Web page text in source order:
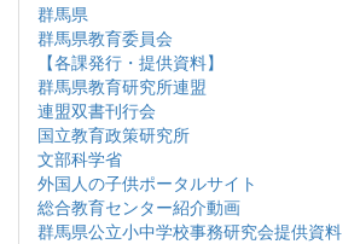
群馬県
群馬県教育委員会
【各課発行・提供資料】
群馬県教育研究所連盟
連盟双書刊行会
国立教育政策研究所
文部科学省
外国人の子供ポータルサイト
総合教育センター紹介動画
群馬県公立小中学校事務研究会提供資料